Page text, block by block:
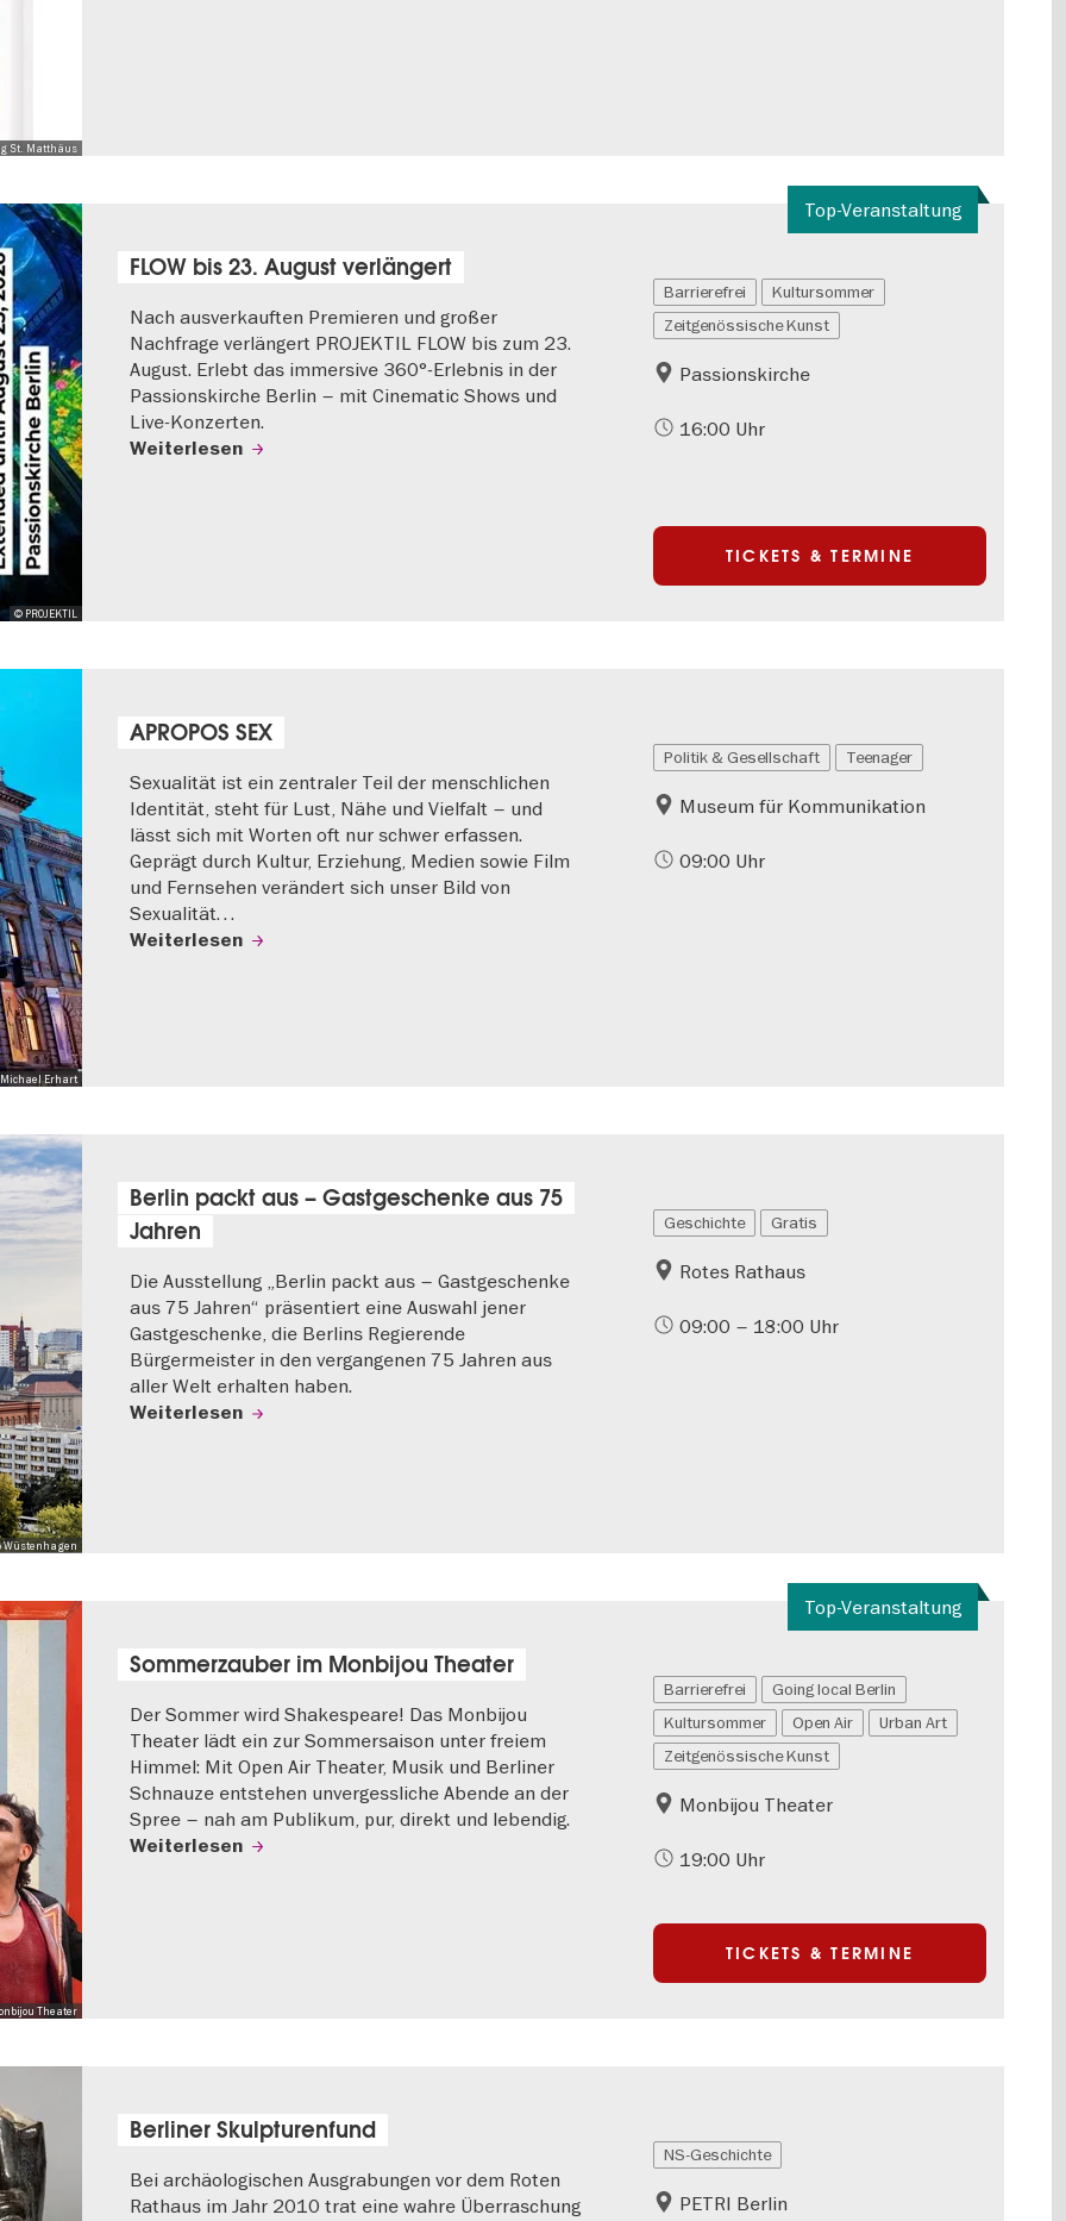
St. Matthäus
Top-Veranstaltung
© PROJEKTIL
FLOW bis 23. August verlängert
Nach ausverkauften Premieren und großer
Nachfrage verlängert PROJEKTIL FLOW bis zum 23.
August. Erlebt das immersive 360°-Erlebnis in der
Passionskirche Berlin – mit Cinematic Shows und
Live-Konzerten.
Weiterlesen
Barrierefrei
Kultursommer
Zeitgenössische Kunst
Passionskirche
16:00 Uhr
TICKETS & TERMINE
Erhart
APROPOS SEX
Sexualität ist ein zentraler Teil der menschlichen
Identität, steht für Lust, Nähe und Vielfalt – und
lässt sich mit Worten oft nur schwer erfassen.
Geprägt durch Kultur, Erziehung, Medien sowie Film
und Fernsehen verändert sich unser Bild von
Sexualität…
Weiterlesen
Politik & Gesellschaft Teenager
Museum für Kommunikation
09:00 Uhr
Wüstenhagen
Berlin packt aus – Gastgeschenke aus 75
Jahren
Die Ausstellung „Berlin packt aus – Gastgeschenke
aus 75 Jahren“ präsentiert eine Auswahl jener
Gastgeschenke, die Berlins Regierende
Bürgermeister in den vergangenen 75 Jahren aus
aller Welt erhalten haben.
Weiterlesen
Geschichte Gratis
Rotes Rathaus
09:00 – 18:00 Uhr
Top-Veranstaltung
Theater
Sommerzauber im Monbijou Theater
Der Sommer wird Shakespeare! Das Monbijou
Theater lädt ein zur Sommersaison unter freiem
Himmel: Mit Open Air Theater, Musik und Berliner
Schnauze entstehen unvergessliche Abende an der
Spree – nah am Publikum, pur, direkt und lebendig.
Weiterlesen
Barrierefrei
Going local Berlin
Kultursommer
Open Air
Urban Art
Zeitgenössische Kunst
Monbijou Theater
19:00 Uhr
TICKETS & TERMINE
Berliner Skulpturenfund
Bei archäologischen Ausgrabungen vor dem Roten
Rathaus im Jahr 2010 trat eine wahre Überraschung
NS-Geschichte
PETRI Berlin